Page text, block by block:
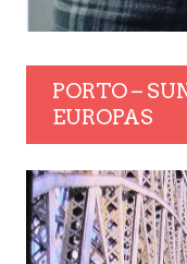
PORTO –
EUROPAS